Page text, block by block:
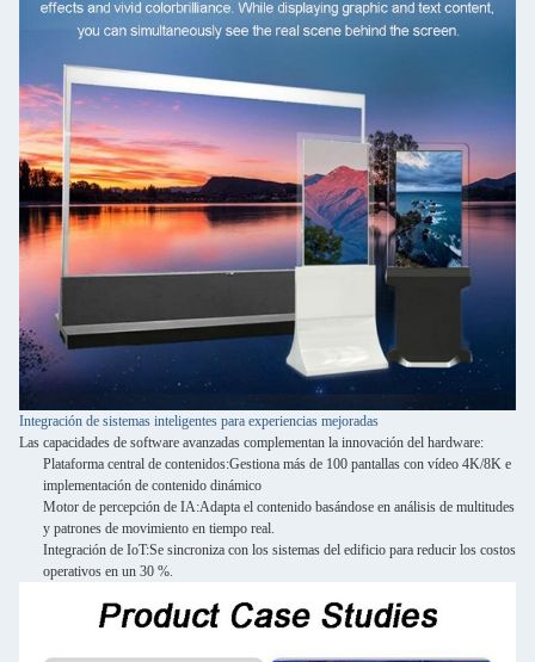
Integración de sistemas inteligentes para experiencias mejoradas
Las capacidades de software avanzadas complementan la innovación del hardware:
Plataforma central de contenidos:Gestiona más de 100 pantallas con vídeo 4K/8K e
implementación de contenido dinámico
Motor de percepción de IA:Adapta el contenido basándose en análisis de multitudes
y patrones de movimiento en tiempo real.
Integración de IoT:Se sincroniza con los sistemas del edificio para reducir los costos
operativos en un 30 %.